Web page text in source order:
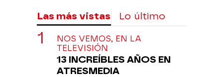
Las más vistas Lo último
NOS VEMOS, EN LA
TELEVISIÓN
13 INCREÍBLES AÑOS EN
ATRESMEDIA